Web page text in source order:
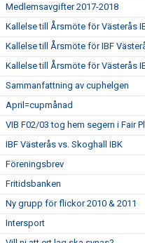
Medlemsavgifter 2017-2018
Kallelse till Årsmöte för Västerås
Kallelse till Årsmöte för IBF
Kallelse till Årsmöte för Västerås
Sammanfattning av cuphelgen
April=cupmånad
VIB F02/03 tog hem segern i Fair
IBF Västerås vs. Skoghall IBK
Föreningsbrev
Fritidsbanken
Ny grupp för flickor 2010 & 2011
Intersport